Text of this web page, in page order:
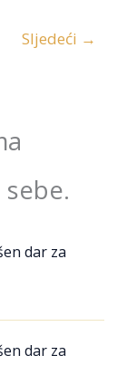
Sljedeći →
dar za
dar za